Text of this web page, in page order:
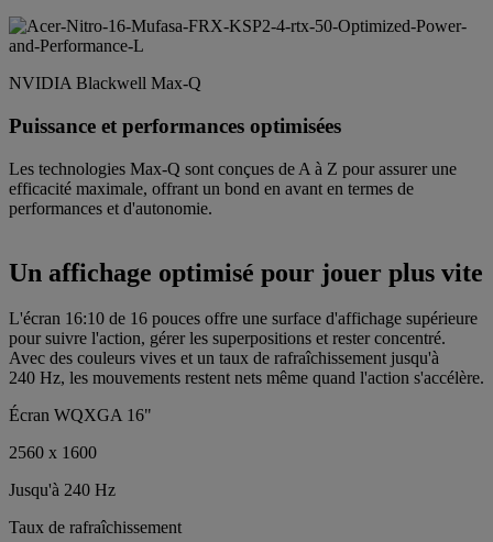
NVIDIA Blackwell Max-Q
Puissance et performances optimisées
Les technologies Max-Q sont conçues de A à Z pour assurer une
efficacité maximale, offrant un bond en avant en termes de
performances et d'autonomie.
Un affichage optimisé pour jouer plus vite
L'écran 16:10 de 16 pouces offre une surface d'affichage supérieure
pour suivre l'action, gérer les superpositions et rester concentré.
Avec des couleurs vives et un taux de rafraîchissement jusqu'à
240 Hz, les mouvements restent nets même quand l'action s'accélère.
Écran WQXGA 16"
2560 x 1600
Jusqu'à 240 Hz
Taux de rafraîchissement